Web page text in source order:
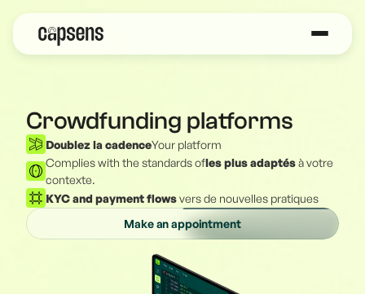
Crowdfunding platforms
Doublez la cadenceYour platform
Complies with the standards ofles plus adaptésà votre
contexte.
KYC and payment flowsvers de nouvelles pratiques
Make an appointment